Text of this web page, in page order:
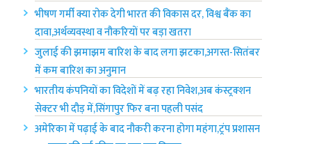
भीषण गर्मी क्या रोक देगी भारत की विकास दर, विश्व बैंक का
दावा,अर्थव्यवस्था व नौकरियों पर बड़ा खतरा
जुलाई की झमाझम बारिश के बाद लगा झटका,अगस्त-सितंबर
में कम बारिश का अनुमान
भारतीय कंपनियों का विदेशों में बढ़ रहा निवेश,अब कंस्ट्रक्शन
सेक्टर भी दौड़ में,सिंगापुर फिर बना पहली पसंद
अमेरिका में पढ़ाई के बाद नौकरी करना होगा महंगा,ट्रंप प्रशासन